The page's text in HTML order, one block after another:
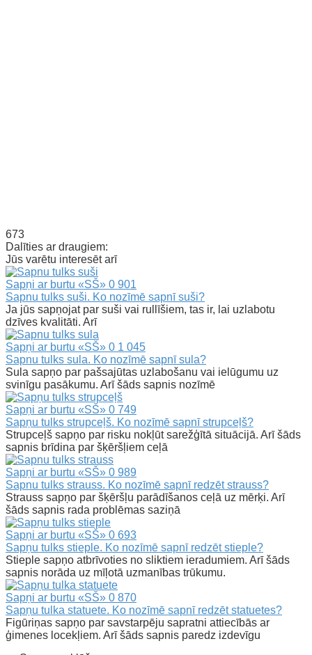
673
Dalīties ar draugiem:
Jūs varētu interesēt arī
Sapņi ar burtu «SŠ» 0 901
Sapnu tulks suši. Ko nozīmē sapnī suši?
Ja jūs sapņojat par suši vai rullīšiem, tas ir, lai uzlabotu
dzīves kvalitāti. Arī
Sapņi ar burtu «SŠ» 0 1 045
Sapnu tulks sula. Ko nozīmē sapnī sula?
Sula sapņo par pašsajūtas uzlabošanu vai ielūgumu uz
svinīgu pasākumu. Arī šāds sapnis nozīmē
Sapņi ar burtu «SŠ» 0 749
Sapņu tulks strupceļš. Ko nozīmē sapnī strupceļš?
Strupceļš sapņo par risku nokļūt sarežģītā situācijā. Arī šāds
sapnis brīdina par šķēršļiem ceļā
Sapņi ar burtu «SŠ» 0 989
Sapnu tulks strauss. Ko nozīmē sapnī redzēt strauss?
Strauss sapņo par šķēršļu parādīšanos ceļā uz mērķi. Arī
šāds sapnis rada problēmas saziņā
Sapņi ar burtu «SŠ» 0 693
Sapņu tulks stieple. Ko nozīmē sapnī redzēt stieple?
Stieple sapņo atbrīvoties no sliktiem ieradumiem. Arī šāds
sapnis norāda uz mīļotā uzmanības trūkumu.
Sapņi ar burtu «SŠ» 0 870
Sapņu tulka statuete. Ko nozīmē sapnī redzēt statuetes?
Figūriņas sapņo par savstarpēju sapratni attiecībās ar
ģimenes locekļiem. Arī šāds sapnis paredz izdevīgu